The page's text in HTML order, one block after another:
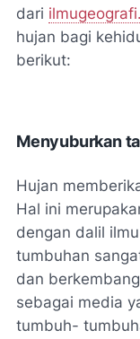
dari
hujan bagi
berikut:
Menyuburkan
Hujan
Hal ini
dengan dalil
tumbuhan
dan
sebagai media
tumbuh-